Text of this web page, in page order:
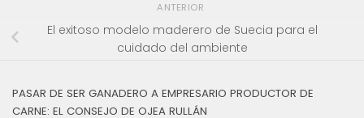
ANTERIOR
El exitoso modelo maderero de Suecia para el
cuidado del ambiente
PASAR DE SER GANADERO A EMPRESARIO PRODUCTOR DE
CARNE: EL CONSEJO DE OJEA RULLÁN